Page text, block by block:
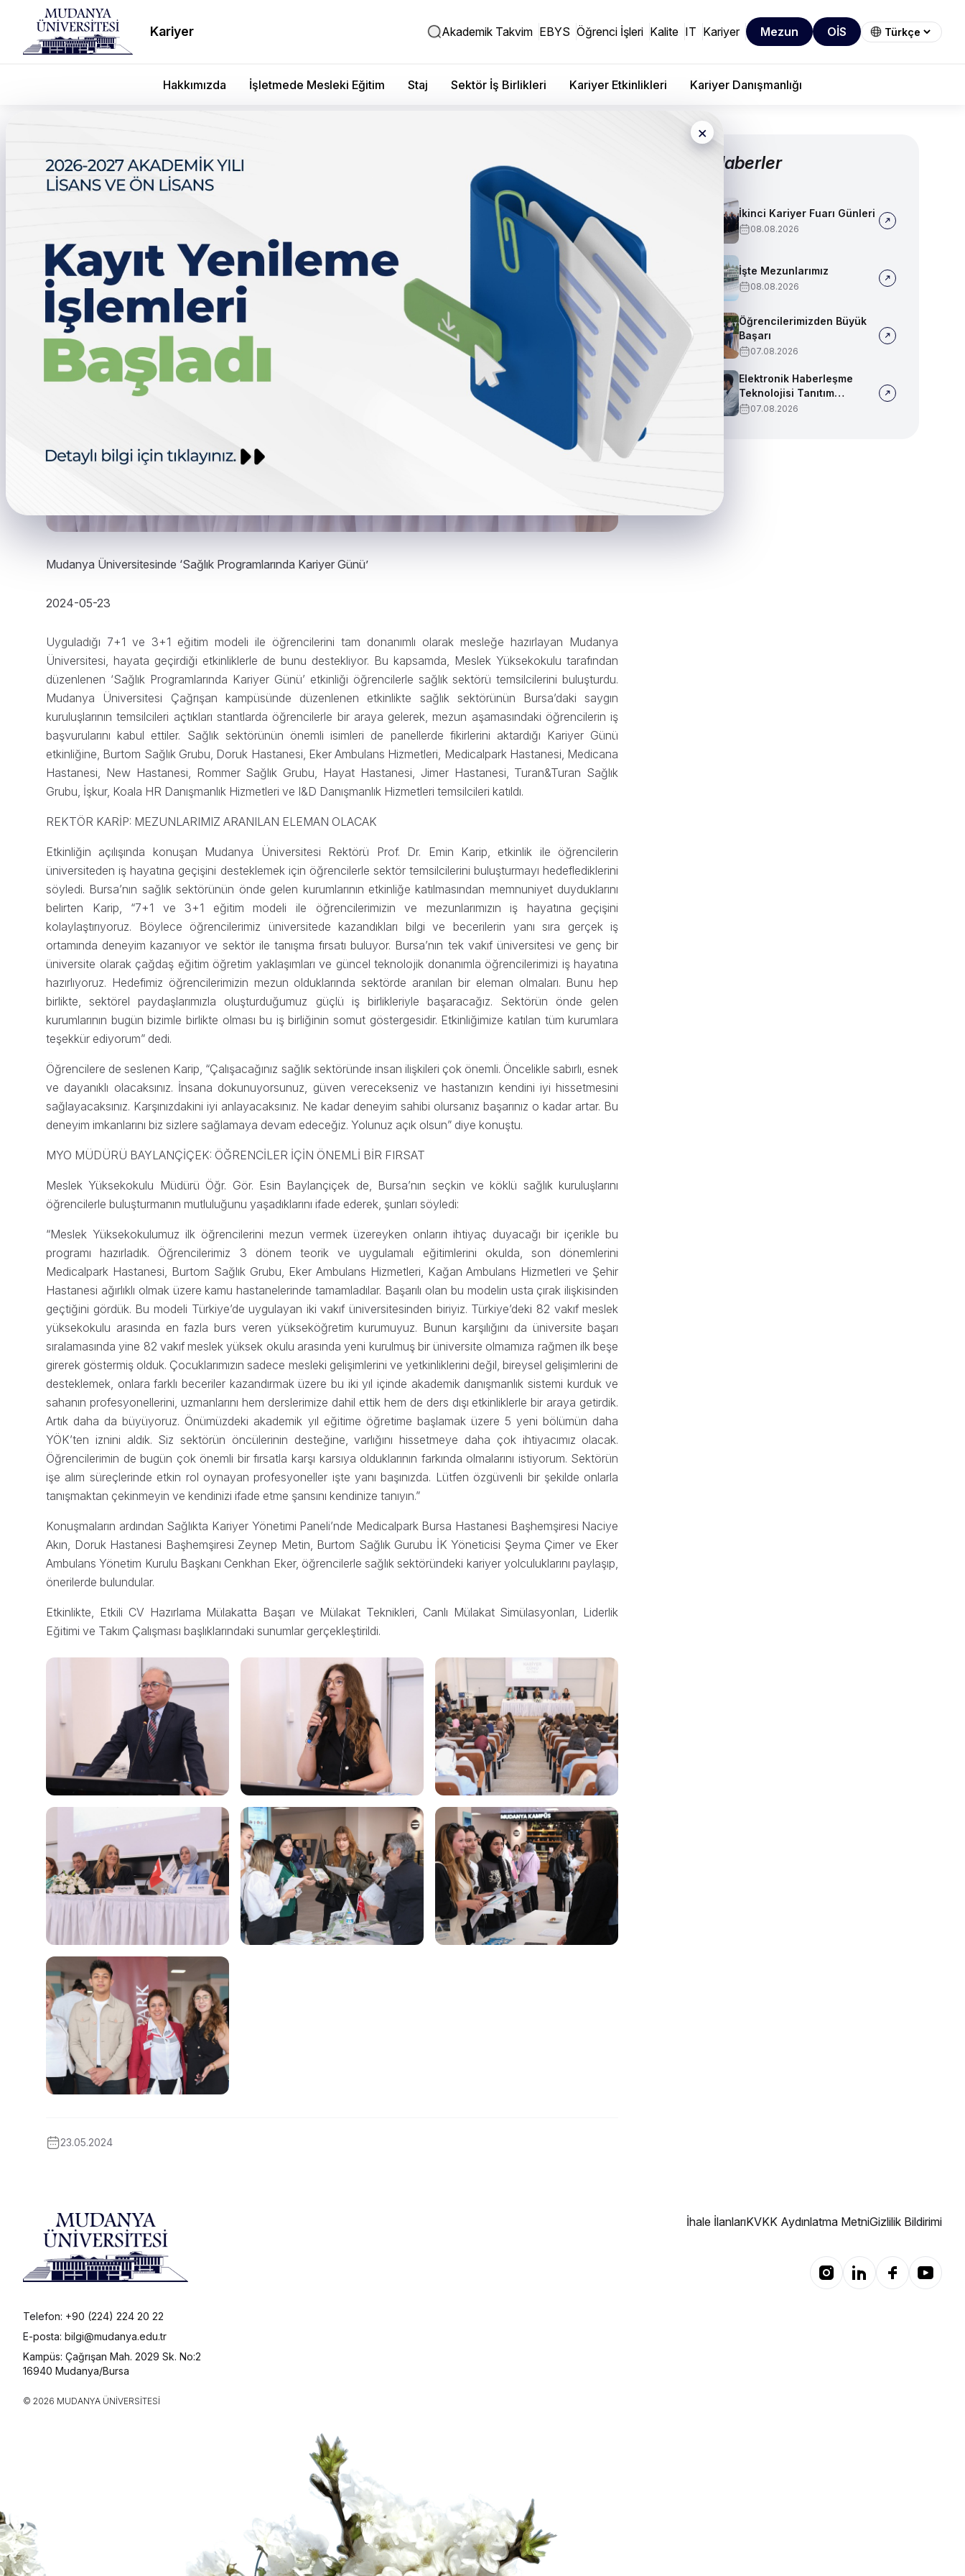
Kariyer Akademik Takvim EBYS Öğrenci İşleri Kalite IT Kariyer Mezun OİS
Hakkımızda İşletmede Mesleki Eğitim Staj Sektör İş Birlikleri Kariyer Etkinlikleri Kariyer Danışmanlığı
×
Mudanya Üniversitesinde ‘Sağlık Programlarında
Kariyer Günü’
Mudanya Üniversitesinde ‘Sağlık Programlarında Kariyer Günü’
2024-05-23
Uyguladığı 7+1 ve 3+1 eğitim modeli ile öğrencilerini tam donanımlı olarak mesleğe hazırlayan Mudanya
Üniversitesi, hayata geçirdiği etkinliklerle de bunu destekliyor. Bu kapsamda, Meslek Yüksekokulu tarafından
düzenlenen ‘Sağlık Programlarında Kariyer Günü’ etkinliği öğrencilerle sağlık sektörü temsilcilerini buluşturdu.
Mudanya Üniversitesi Çağrışan kampüsünde düzenlenen etkinlikte sağlık sektörünün Bursa’daki saygın
kuruluşlarının temsilcileri açtıkları stantlarda öğrencilerle bir araya gelerek, mezun aşamasındaki öğrencilerin iş
başvurularını kabul ettiler. Sağlık sektörünün önemli isimleri de panellerde fikirlerini aktardığı Kariyer Günü
etkinliğine, Burtom Sağlık Grubu, Doruk Hastanesi, Eker Ambulans Hizmetleri, Medicalpark Hastanesi, Medicana
Hastanesi, New Hastanesi, Rommer Sağlık Grubu, Hayat Hastanesi, Jimer Hastanesi, Turan&Turan Sağlık
Grubu, İşkur, Koala HR Danışmanlık Hizmetleri ve I&D Danışmanlık Hizmetleri temsilcileri katıldı.
REKTÖR KARİP: MEZUNLARIMIZ ARANILAN ELEMAN OLACAK
Etkinliğin açılışında konuşan Mudanya Üniversitesi Rektörü Prof. Dr. Emin Karip, etkinlik ile öğrencilerin
üniversiteden iş hayatına geçişini desteklemek için öğrencilerle sektör temsilcilerini buluşturmayı hedeflediklerini
söyledi. Bursa’nın sağlık sektörünün önde gelen kurumlarının etkinliğe katılmasından memnuniyet duyduklarını
belirten Karip, “7+1 ve 3+1 eğitim modeli ile öğrencilerimizin ve mezunlarımızın iş hayatına geçişini
kolaylaştırıyoruz. Böylece öğrencilerimiz üniversitede kazandıkları bilgi ve becerilerin yanı sıra gerçek iş
ortamında deneyim kazanıyor ve sektör ile tanışma fırsatı buluyor. Bursa’nın tek vakıf üniversitesi ve genç bir
üniversite olarak çağdaş eğitim öğretim yaklaşımları ve güncel teknolojik donanımla öğrencilerimizi iş hayatına
hazırlıyoruz. Hedefimiz öğrencilerimizin mezun olduklarında sektörde aranılan bir eleman olmaları. Bunu hep
birlikte, sektörel paydaşlarımızla oluşturduğumuz güçlü iş birlikleriyle başaracağız. Sektörün önde gelen
kurumlarının bugün bizimle birlikte olması bu iş birliğinin somut göstergesidir. Etkinliğimize katılan tüm kurumlara
teşekkür ediyorum” dedi.
Öğrencilere de seslenen Karip, “Çalışacağınız sağlık sektöründe insan ilişkileri çok önemli. Öncelikle sabırlı, esnek
ve dayanıklı olacaksınız. İnsana dokunuyorsunuz, güven verecekseniz ve hastanızın kendini iyi hissetmesini
sağlayacaksınız. Karşınızdakini iyi anlayacaksınız. Ne kadar deneyim sahibi olursanız başarınız o kadar artar. Bu
deneyim imkanlarını biz sizlere sağlamaya devam edeceğiz. Yolunuz açık olsun” diye konuştu.
MYO MÜDÜRÜ BAYLANÇİÇEK: ÖĞRENCİLER İÇİN ÖNEMLİ BİR FIRSAT
Meslek Yüksekokulu Müdürü Öğr. Gör. Esin Baylançiçek de, Bursa’nın seçkin ve köklü sağlık kuruluşlarını
öğrencilerle buluşturmanın mutluluğunu yaşadıklarını ifade ederek, şunları söyledi:
“Meslek Yüksekokulumuz ilk öğrencilerini mezun vermek üzereyken onların ihtiyaç duyacağı bir içerikle bu
programı hazırladık. Öğrencilerimiz 3 dönem teorik ve uygulamalı eğitimlerini okulda, son dönemlerini
Medicalpark Hastanesi, Burtom Sağlık Grubu, Eker Ambulans Hizmetleri, Kağan Ambulans Hizmetleri ve Şehir
Hastanesi ağırlıklı olmak üzere kamu hastanelerinde tamamladılar. Başarılı olan bu modelin usta çırak ilişkisinden
geçtiğini gördük. Bu modeli Türkiye’de uygulayan iki vakıf üniversitesinden biriyiz. Türkiye’deki 82 vakıf meslek
yüksekokulu arasında en fazla burs veren yükseköğretim kurumuyuz. Bunun karşılığını da üniversite başarı
sıralamasında yine 82 vakıf meslek yüksek okulu arasında yeni kurulmuş bir üniversite olmamıza rağmen ilk beşe
girerek göstermiş olduk. Çocuklarımızın sadece mesleki gelişimlerini ve yetkinliklerini değil, bireysel gelişimlerini de
desteklemek, onlara farklı beceriler kazandırmak üzere bu iki yıl içinde akademik danışmanlık sistemi kurduk ve
sahanın profesyonellerini, uzmanlarını hem derslerimize dahil ettik hem de ders dışı etkinliklerle bir araya getirdik.
Artık daha da büyüyoruz. Önümüzdeki akademik yıl eğitime öğretime başlamak üzere 5 yeni bölümün daha
YÖK’ten iznini aldık. Siz sektörün öncülerinin desteğine, varlığını hissetmeye daha çok ihtiyacımız olacak.
Öğrencilerimin de bugün çok önemli bir fırsatla karşı karsıya olduklarının farkında olmalarını istiyorum. Sektörün
işe alım süreçlerinde etkin rol oynayan profesyoneller işte yanı başınızda. Lütfen özgüvenli bir şekilde onlarla
tanışmaktan çekinmeyin ve kendinizi ifade etme şansını kendinize tanıyın.”
Konuşmaların ardından Sağlıkta Kariyer Yönetimi Paneli’nde Medicalpark Bursa Hastanesi Başhemşiresi Naciye
Akın, Doruk Hastanesi Başhemşiresi Zeynep Metin, Burtom Sağlık Gurubu İK Yöneticisi Şeyma Çimer ve Eker
Ambulans Yönetim Kurulu Başkanı Cenkhan Eker, öğrencilerle sağlık sektöründeki kariyer yolculuklarını paylaşıp,
önerilerde bulundular.
Etkinlikte, Etkili CV Hazırlama Mülakatta Başarı ve Mülakat Teknikleri, Canlı Mülakat Simülasyonları, Liderlik
Eğitimi ve Takım Çalışması başlıklarındaki sunumlar gerçekleştirildi.
23.05.2024
Diğer Haberler
İkinci Kariyer Fuarı Günleri
08.08.2026
İşte Mezunlarımız
08.08.2026
Öğrencilerimizden Büyük
Başarı
07.08.2026
Elektronik Haberleşme
Teknolojisi Tanıtım
Videosu
07.08.2026
Telefon: +90 (224) 224 20 22
E-posta: bilgi@mudanya.edu.tr
Kampüs: Çağrışan Mah. 2029 Sk. No:2
16940 Mudanya/Bursa
© 2026 MUDANYA ÜNIVERSITESI
İhale İlanlarıKVKK Aydınlatma MetniGizlilik Bildirimi